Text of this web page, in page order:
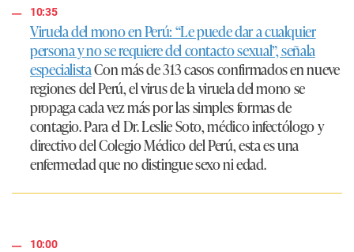
10:35
Viruela del mono en Perú: “Le puede dar a cualquier
persona y no se requiere del contacto sexual”, señala
especialistaCon más de 313 casos confirmados en nueve
regiones del Perú, el virus de la viruela del mono se
propaga cada vez más por las simples formas de
contagio. Para el Dr. Leslie Soto, médico infectólogo y
directivo del Colegio Médico del Perú, esta es una
enfermedad que no distingue sexo ni edad.
10:00